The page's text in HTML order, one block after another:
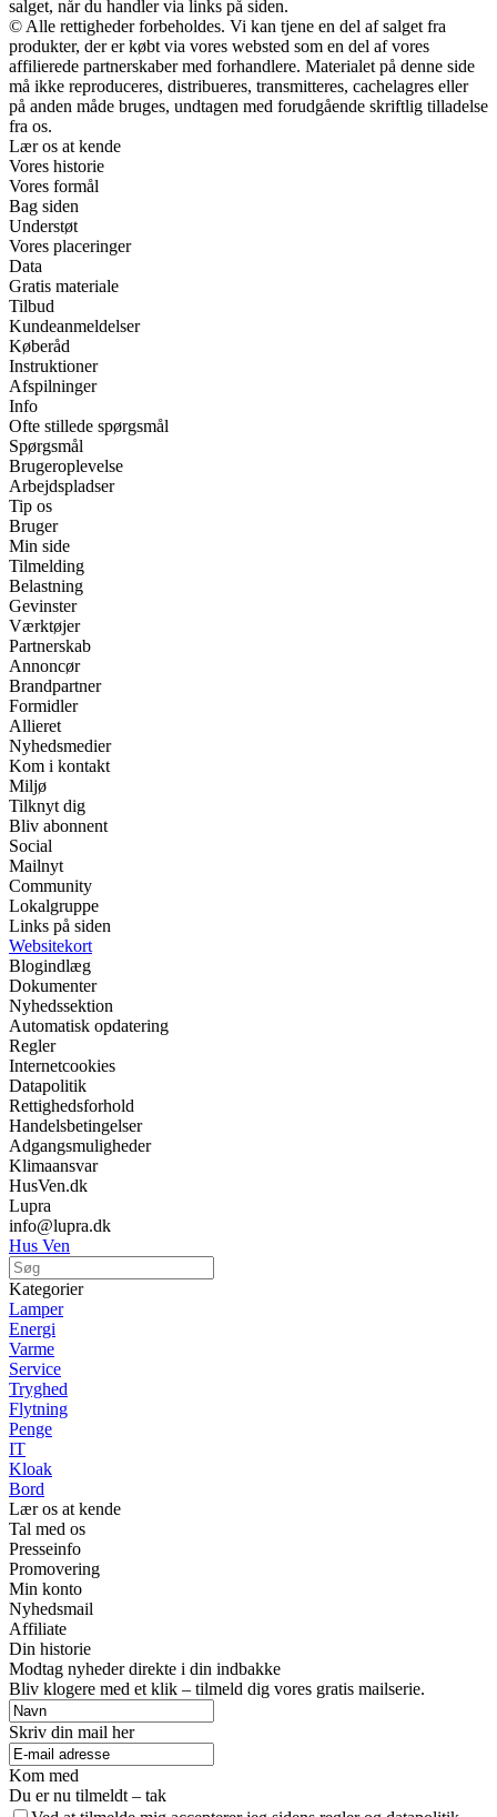
salget, når du handler via links på siden.
© Alle rettigheder forbeholdes. Vi kan tjene en del af salget fra
produkter, der er købt via vores websted som en del af vores
affilierede partnerskaber med forhandlere. Materialet på denne side
må ikke reproduceres, distribueres, transmitteres, cachelagres eller
på anden måde bruges, undtagen med forudgående skriftlig tilladelse
fra os.
Lær os at kende
Vores historie
Vores formål
Bag siden
Understøt
Vores placeringer
Data
Gratis materiale
Tilbud
Kundeanmeldelser
Køberåd
Instruktioner
Afspilninger
Info
Ofte stillede spørgsmål
Spørgsmål
Brugeroplevelse
Arbejdspladser
Tip os
Bruger
Min side
Tilmelding
Belastning
Gevinster
Værktøjer
Partnerskab
Annoncør
Brandpartner
Formidler
Allieret
Nyhedsmedier
Kom i kontakt
Miljø
Tilknyt dig
Bliv abonnent
Social
Mailnyt
Community
Lokalgruppe
Links på siden
Websitekort
Blogindlæg
Dokumenter
Nyhedssektion
Automatisk opdatering
Regler
Internetcookies
Datapolitik
Rettighedsforhold
Handelsbetingelser
Adgangsmuligheder
Klimaansvar
HusVen.dk
Lupra
info@lupra.dk
Hus Ven
Kategorier
Lamper
Energi
Varme
Service
Tryghed
Flytning
Penge
IT
Kloak
Bord
Lær os at kende
Tal med os
Presseinfo
Promovering
Min konto
Nyhedsmail
Affiliate
Din historie
Modtag nyheder direkte i din indbakke
Bliv klogere med et klik – tilmeld dig vores gratis mailserie.
Skriv din mail her
Kom med
Du er nu tilmeldt – tak